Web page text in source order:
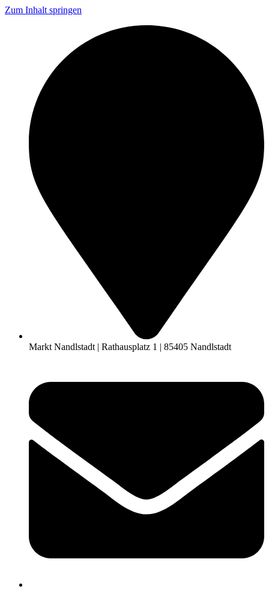
Zum Inhalt springen
Markt Nandlstadt | Rathausplatz 1 | 85405 Nandlstadt